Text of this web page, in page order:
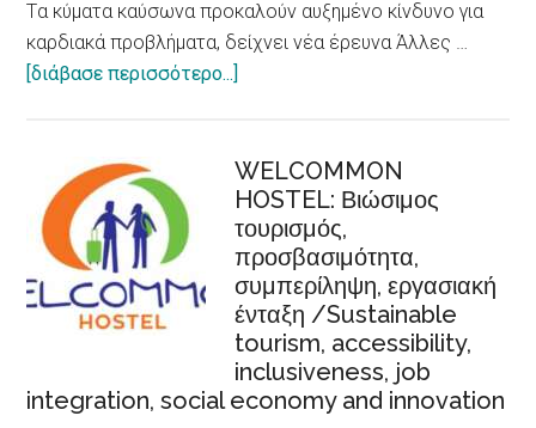
Tα κύματα καύσωνα προκαλούν αυξημένο κίνδυνο για
καρδιακά προβλήματα, δείχνει νέα έρευνα Άλλες …
[διάβασε περισσότερο...]
καύσωνα
προκαλούν
αυξημένο
κίνδυνο
για
καρδιακά
προβλήματα,
δείχνει
νέα
WELCOMMON
HOSTEL: Βιώσιμος
τουρισμός,
προσβασιμότητα,
συμπερίληψη, εργασιακή
ένταξη /Sustainable
tourism, accessibility,
inclusiveness, job
integration, social economy and innovation